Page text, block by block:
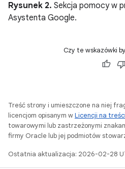
Rysunek 2. Sekcja pomocy w
Asystenta Google.
Czy te wskazówki
Treść strony i umieszczone na niej
licencjom opisanym wLicencji na treści
towarowymi lub zastrzeżonymi
firmy Oracle lub jej podmiotów
Ostatnia aktualizacja: 2026-02-28